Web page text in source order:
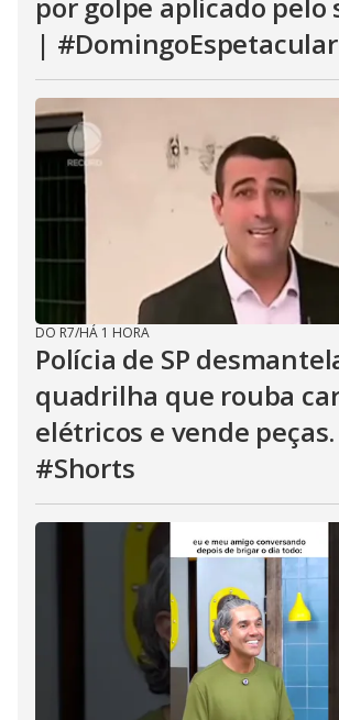
|
DO R7/HÁ 1 HORA
Polícia de SP
quadrilha que rouba
elétricos e vende peças.
#Shorts